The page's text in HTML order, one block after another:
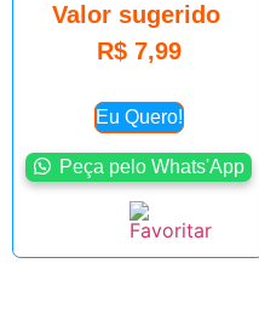
Valor sugerido
R$7,99
Eu Quero!
Peça pelo Whats'App